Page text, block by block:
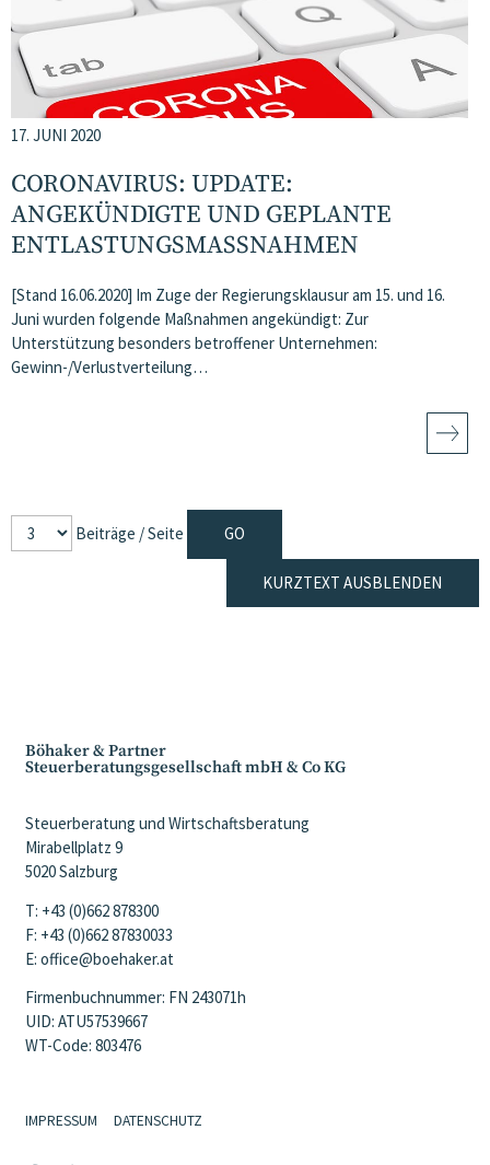
17. JUNI 2020
CORONAVIRUS: UPDATE:
ANGEKÜNDIGTE UND GEPLANTE
ENTLASTUNGSMASSNAHMEN
[Stand 16.06.2020] Im Zuge der Regierungsklausur am 15. und 16.
Juni wurden folgende Maßnahmen angekündigt: Zur
Unterstützung besonders betroffener Unternehmen:
Gewinn-/Verlustverteilung…
Beiträge / Seite
KURZTEXT AUSBLENDEN
Böhaker & Partner
Steuerberatungsgesellschaft mbH & Co KG
Steuerberatung und Wirtschaftsberatung
Mirabellplatz 9
5020 Salzburg
T: +43 (0)662 878300
F: +43 (0)662 87830033
E: office@boehaker.at
Firmenbuchnummer: FN 243071h
UID: ATU57539667
WT-Code: 803476
IMPRESSUM DATENSCHUTZ